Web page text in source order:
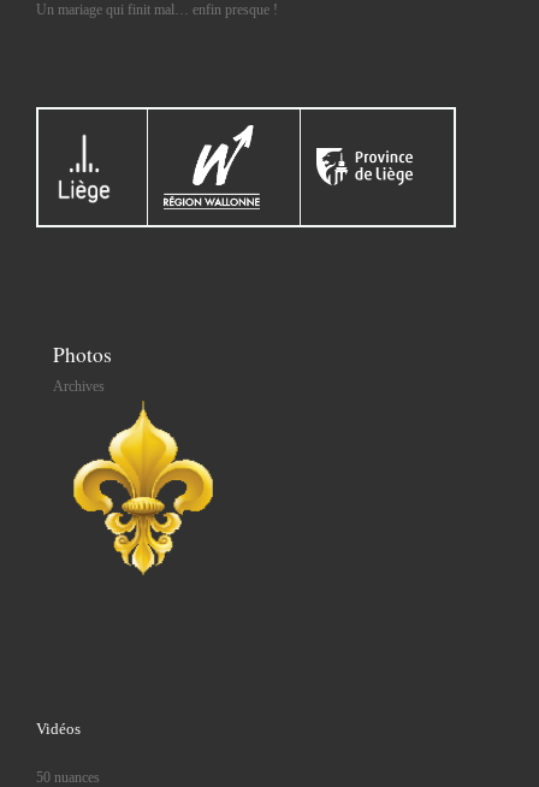
Un mariage qui finit mal… enfin presque !
Photos
Archives
Vidéos
50 nuances